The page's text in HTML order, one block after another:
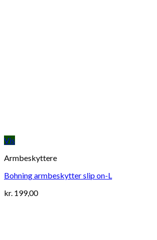
Vis
Armbeskyttere
Bohning armbeskytter slip on-L
kr. 199,00